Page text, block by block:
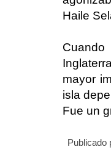
Haile
mayor
isla
Fue un
Publicado